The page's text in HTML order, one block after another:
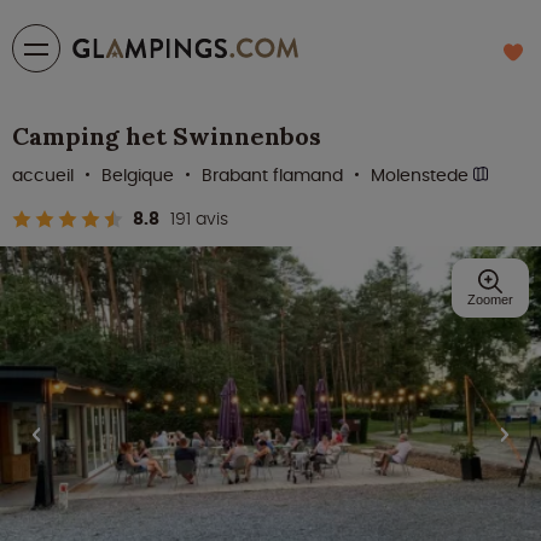
Camping het Swinnenbos
8.8 191 avis
accueil Belgique Brabant flamand Molenstede
Zoomer